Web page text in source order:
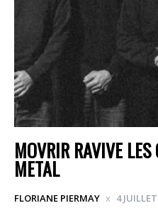
MOVRIR RAVIVE
METAL
FLORIANE PIERMAY 4